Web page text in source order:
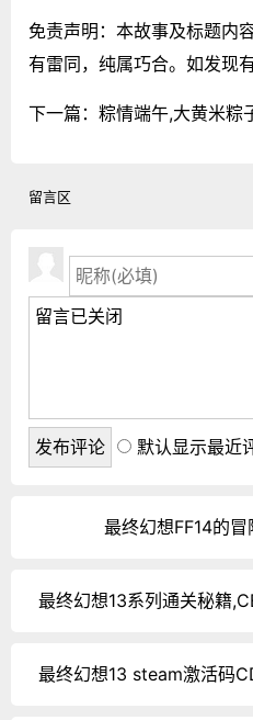
免责声明：本故事及标题内
有雷同，纯属巧合。如发现
下一篇： 粽情端午,大黄米粽
留言区
默认显示最近
最终幻想FF14的
最终幻想13系列通关秘籍
最终幻想13 steam激活码